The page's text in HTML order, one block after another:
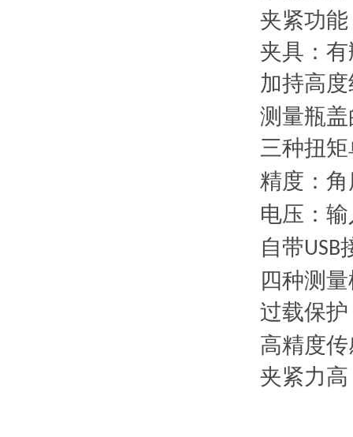
夹紧功
夹具：
加持高
测量瓶
三种扭
精度：
电压：
自带USB
四种测
过载保
高精度
夹紧力